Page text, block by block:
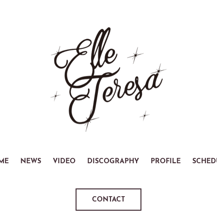
NEWS VIDEO DISCOGRAPHY PROFILE
CONTACT